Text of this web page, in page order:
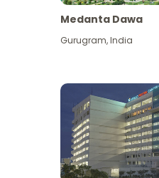
Medanta Dawa
Gurugram,India